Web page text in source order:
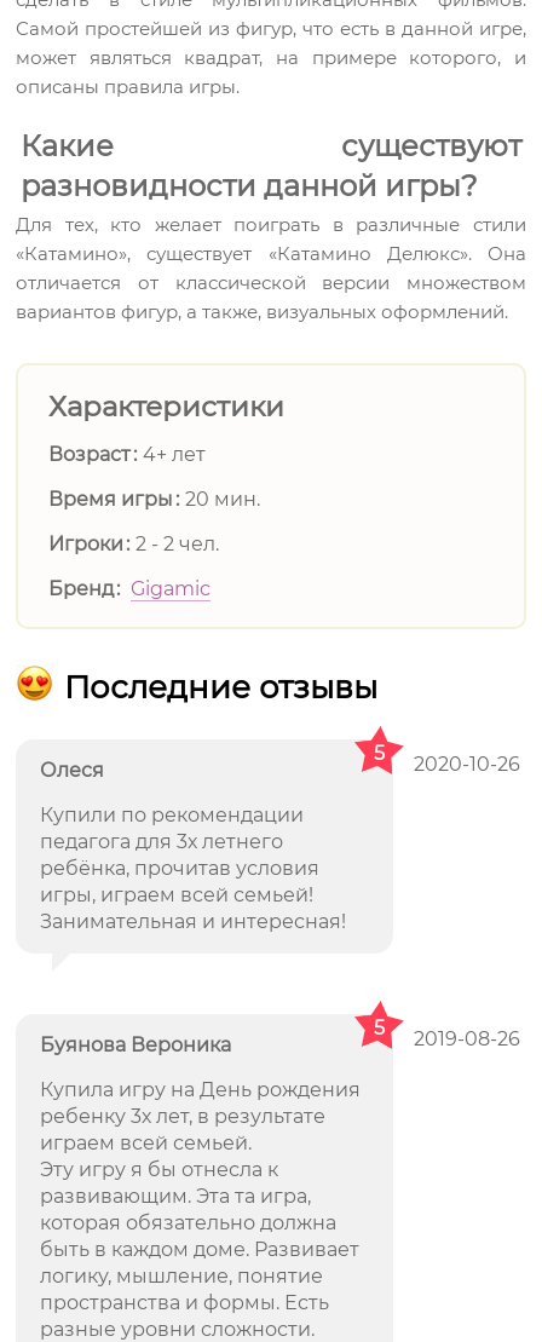
Самой простейшей из фигур, что есть в данной игре,
может являться квадрат, на примере которого, и
описаны правила игры.
Какие существуют
разновидности данной игры?
Для тех, кто желает поиграть в различные стили
«Катамино», существует «Катамино Делюкс». Она
отличается от классической версии множеством
вариантов фигур, а также, визуальных оформлений.
Характеристики
Возраст 4+ лет
Время игры 20 мин.
Игроки 2 - 2 чел.
Бренд
Gigamic
Последние отзывы
Олеся 2020-10-26
5
Купили по рекомендации
педагога для 3х летнего
ребёнка, прочитав условия
игры, играем всей семьей!
Занимательная и интересная!
Буянова Вероника 2019-08-26
5
Купила игру на День рождения
ребенку 3х лет, в результате
играем всей семьей.
Эту игру я бы отнесла к
развивающим. Эта та игра,
которая обязательно должна
быть в каждом доме. Развивает
логику, мышление, понятие
пространства и формы. Есть
разные уровни сложности.